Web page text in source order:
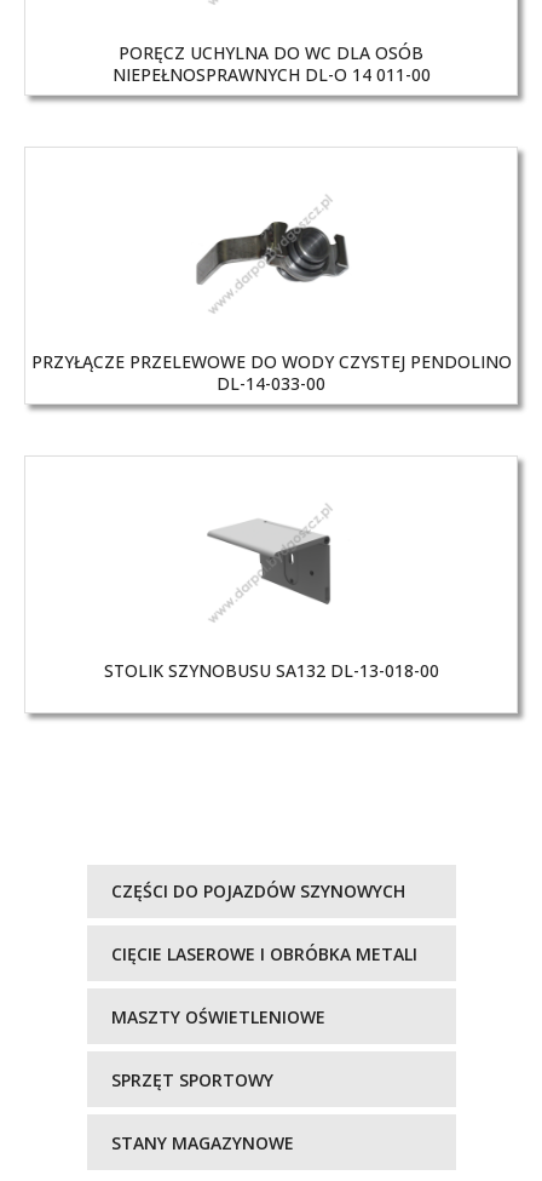
PORĘCZ UCHYLNA DO WC DLA OSÓB
NIEPEŁNOSPRAWNYCH DL-O 14 011-00
PRZYŁĄCZE PRZELEWOWE DO WODY CZYSTEJ PENDOLINO
DL-14-033-00
STOLIK SZYNOBUSU SA132 DL-13-018-00
CZĘŚCI DO POJAZDÓW SZYNOWYCH
CIĘCIE LASEROWE I OBRÓBKA METALI
MASZTY OŚWIETLENIOWE
SPRZĘT SPORTOWY
STANY MAGAZYNOWE